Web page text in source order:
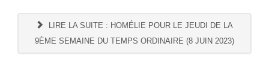
LIRE LA SUITE : HOMÉLIE POUR LE JEUDI DE LA
9ÈME SEMAINE DU TEMPS ORDINAIRE (8 JUIN 2023)